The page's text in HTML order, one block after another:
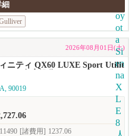
2026年08月01日(土)
ニティ QX60 LUXE Sport Utilit
在庫処分セール、$13490 ---
90019
11490 [諸費用] 1237.06